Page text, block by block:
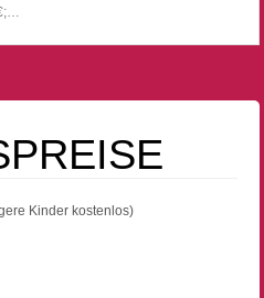
…
Kinder kostenlos)